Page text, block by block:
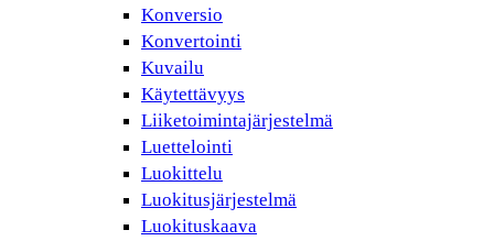
Konversio
Konvertointi
Kuvailu
Käytettävyys
Liiketoimintajärjestelmä
Luettelointi
Luokittelu
Luokitusjärjestelmä
Luokituskaava